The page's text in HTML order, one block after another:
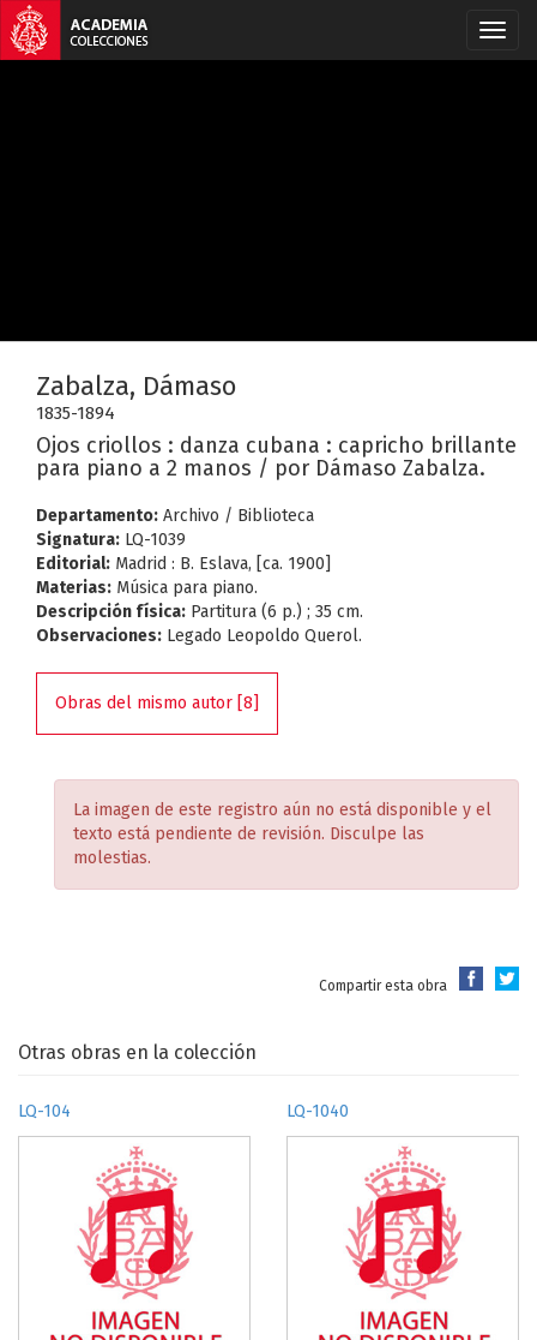
Zabalza, Dámaso
1835-1894
Ojos criollos : danza cubana : capricho brillante
para piano a 2 manos / por Dámaso Zabalza.
Departamento: Archivo / Biblioteca
Signatura: LQ-1039
Editorial: Madrid : B. Eslava, [ca. 1900]
Materias: Música para piano.
Descripción física: Partitura (6 p.) ; 35 cm.
Observaciones: Legado Leopoldo Querol.
Obras del mismo autor [8]
La imagen de este registro aún no está disponible y el
texto está pendiente de revisión. Disculpe las
molestias.
Compartir esta obra
Otras obras en la colección
LQ-104 LQ-1040